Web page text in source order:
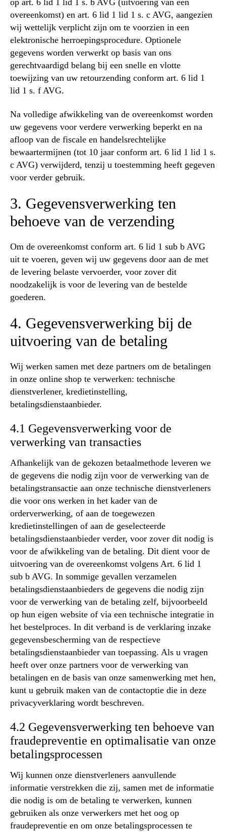
overeenkomst) en art. 6 lid 1 lid 1 s. c AVG, aangezien
wij wettelijk verplicht zijn om te voorzien in een
elektronische herroepingsprocedure. Optionele
gegevens worden verwerkt op basis van ons
gerechtvaardigd belang bij een snelle en vlotte
toewijzing van uw retourzending conform art. 6 lid 1
lid 1 s. f AVG.
Na volledige afwikkeling van de overeenkomst worden
uw gegevens voor verdere verwerking beperkt en na
afloop van de fiscale en handelsrechtelijke
bewaartermijnen (tot 10 jaar conform art. 6 lid 1 lid 1 s.
c AVG) verwijderd, tenzij u toestemming heeft gegeven
voor verder gebruik.
3. Gegevensverwerking ten
behoeve van de verzending
Om de overeenkomst conform art. 6 lid 1 sub b AVG
uit te voeren, geven wij uw gegevens door aan de met
de levering belaste vervoerder, voor zover dit
noodzakelijk is voor de levering van de bestelde
goederen.
4. Gegevensverwerking bij de
uitvoering van de betaling
Wij werken samen met deze partners om de betalingen
in onze online shop te verwerken: technische
dienstverlener, kredietinstelling,
betalingsdienstaanbieder.
4.1 Gegevensverwerking voor de
verwerking van transacties
Afhankelijk van de gekozen betaalmethode leveren we
de gegevens die nodig zijn voor de verwerking van de
betalingstransactie aan onze technische dienstverleners
die voor ons werken in het kader van de
orderverwerking, of aan de toegewezen
kredietinstellingen of aan de geselecteerde
betalingsdienstaanbieder verder, voor zover dit nodig is
voor de afwikkeling van de betaling. Dit dient voor de
uitvoering van de overeenkomst volgens Art. 6 lid 1
sub b AVG. In sommige gevallen verzamelen
betalingsdienstaanbieders de gegevens die nodig zijn
voor de verwerking van de betaling zelf, bijvoorbeeld
op hun eigen website of via een technische integratie in
het bestelproces. In dit verband is de verklaring inzake
gegevensbescherming van de respectieve
betalingsdienstaanbieder van toepassing. Als u vragen
heeft over onze partners voor de verwerking van
betalingen en de basis van onze samenwerking met hen,
kunt u gebruik maken van de contactoptie die in deze
privacyverklaring wordt beschreven.
4.2 Gegevensverwerking ten behoeve van
fraudepreventie en optimalisatie van onze
betalingsprocessen
Wij kunnen onze dienstverleners aanvullende
informatie verstrekken die zij, samen met de informatie
die nodig is om de betaling te verwerken, kunnen
gebruiken als onze verwerkers met het oog op
fraudepreventie en om onze betalingsprocessen te